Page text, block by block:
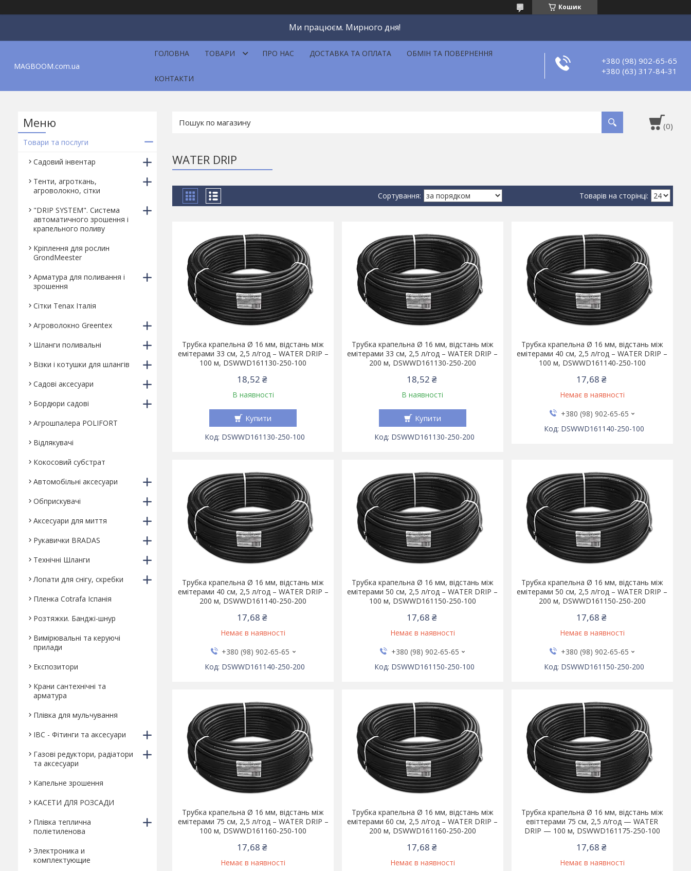
Кошик
Ми працюєм. Мирного дня!
MAGBOOM.com.ua
ГОЛОВНА ТОВАРИ ПРО НАС ДОСТАВКА ТА ОПЛАТА ОБМІН ТА ПОВЕРНЕННЯ
КОНТАКТИ
+380 (98) 902-65-65
+380 (63) 317-84-31
WATER DRIP
Трубка крапельна Ø 16 мм, відстань між
емітерами 33 см, 2,5 л/год – WATER DRIP –
100 м, DSWWD161130-250-100
18,52 ₴
В наявності
Купити
DSWWD161130-250-100
Трубка крапельна Ø 16 мм, відстань між
емітерами 33 см, 2,5 л/год – WATER DRIP –
200 м, DSWWD161130-250-200
18,52 ₴
В наявності
Купити
DSWWD161130-250-200
Трубка крапельна Ø 16 мм, відстань між
емітерами 40 см, 2,5 л/год – WATER DRIP –
100 м, DSWWD161140-250-100
17,68 ₴
Немає в наявності
+380 (98) 902-65-65
DSWWD161140-250-100
Трубка крапельна Ø 16 мм, відстань між
емітерами 40 см, 2,5 л/год – WATER DRIP –
200 м, DSWWD161140-250-200
17,68 ₴
Немає в наявності
+380 (98) 902-65-65
DSWWD161140-250-200
Трубка крапельна Ø 16 мм, відстань між
емітерами 50 см, 2,5 л/год – WATER DRIP –
100 м, DSWWD161150-250-100
17,68 ₴
Немає в наявності
+380 (98) 902-65-65
DSWWD161150-250-100
Трубка крапельна Ø 16 мм, відстань між
емітерами 50 см, 2,5 л/год – WATER DRIP –
200 м, DSWWD161150-250-200
17,68 ₴
Немає в наявності
+380 (98) 902-65-65
DSWWD161150-250-200
Трубка крапельна Ø 16 мм, відстань між
емітерами 75 см, 2,5 л/год – WATER DRIP –
100 м, DSWWD161160-250-100
17,68 ₴
Немає в наявності
Трубка крапельна Ø 16 мм, відстань між
емітерами 60 см, 2,5 л/год – WATER DRIP –
200 м, DSWWD161160-250-200
17,68 ₴
Немає в наявності
Трубка крапельна Ø 16 мм, відстань між
евіттерами 75 см, 2,5 л/год — WATER
DRIP — 100 м, DSWWD161175-250-100
17,68 ₴
Немає в наявності
Товари та послуги
Садовий інвентар
Тенти, агроткань,
агроволокно, сітки
"DRIP SYSTEM". Система
автоматичного зрошення і
крапельного поливу
Кріплення для рослин
GrondMeester
Арматура для поливання і
зрошення
Сітки Tenax Італія
Агроволокно Greentex
Шланги поливальні
Візки і котушки для шлангів
Садові аксесуари
Бордюри садові
Агрошпалера POLIFORT
Відлякувачі
Кокосовий субстрат
Автомобільні аксесуари
Обприскувачі
Аксесуари для миття
Рукавички BRADAS
Технічні Шланги
Лопати для снігу, скребки
Пленка Cotrafa Іспанія
Розтяжки. Банджі-шнур
Вимірювальні та керуючі
прилади
Експозитори
Крани сантехнічні та
арматура
Плівка для мульчування
IBC - Фітинги та аксесуари
Газові редуктори, радіатори
та аксесуари
Капельне зрошення
КАСЕТИ ДЛЯ РОЗСАДИ
Плівка теплична
поліетиленова
Электроника и
комплектующие